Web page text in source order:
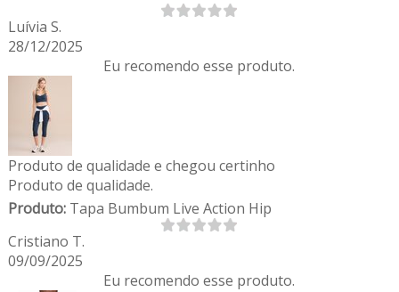
Luívia S.
28/12/2025
Eu recomendo esse produto.
Produto de qualidade e chegou certinho
Produto de qualidade.
Produto:Tapa Bumbum Live Action Hip
Cristiano T.
09/09/2025
Eu recomendo esse produto.